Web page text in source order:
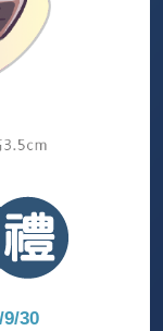
30